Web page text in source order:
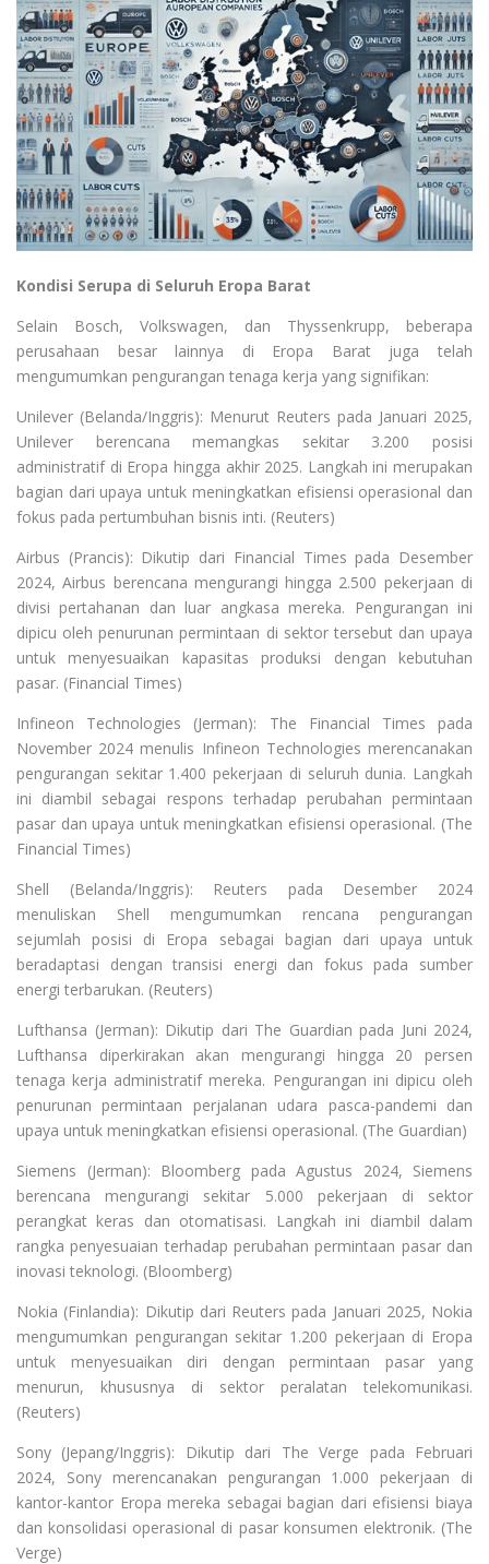
Kondisi Serupa di Seluruh Eropa Barat
Selain Bosch, Volkswagen, dan Thyssenkrupp, beberapa
perusahaan besar lainnya di Eropa Barat juga telah
mengumumkan pengurangan tenaga kerja yang signifikan:
Unilever (Belanda/Inggris): Menurut Reuters pada Januari 2025,
Unilever berencana memangkas sekitar 3.200 posisi
administratif di Eropa hingga akhir 2025. Langkah ini merupakan
bagian dari upaya untuk meningkatkan efisiensi operasional dan
fokus pada pertumbuhan bisnis inti. (Reuters)
Airbus (Prancis): Dikutip dari Financial Times pada Desember
2024, Airbus berencana mengurangi hingga 2.500 pekerjaan di
divisi pertahanan dan luar angkasa mereka. Pengurangan ini
dipicu oleh penurunan permintaan di sektor tersebut dan upaya
untuk menyesuaikan kapasitas produksi dengan kebutuhan
pasar. (Financial Times)
Infineon Technologies (Jerman): The Financial Times pada
November 2024 menulis Infineon Technologies merencanakan
pengurangan sekitar 1.400 pekerjaan di seluruh dunia. Langkah
ini diambil sebagai respons terhadap perubahan permintaan
pasar dan upaya untuk meningkatkan efisiensi operasional. (The
Financial Times)
Shell (Belanda/Inggris): Reuters pada Desember 2024
menuliskan Shell mengumumkan rencana pengurangan
sejumlah posisi di Eropa sebagai bagian dari upaya untuk
beradaptasi dengan transisi energi dan fokus pada sumber
energi terbarukan. (Reuters)
Lufthansa (Jerman): Dikutip dari The Guardian pada Juni 2024,
Lufthansa diperkirakan akan mengurangi hingga 20 persen
tenaga kerja administratif mereka. Pengurangan ini dipicu oleh
penurunan permintaan perjalanan udara pasca-pandemi dan
upaya untuk meningkatkan efisiensi operasional. (The Guardian)
Siemens (Jerman): Bloomberg pada Agustus 2024, Siemens
berencana mengurangi sekitar 5.000 pekerjaan di sektor
perangkat keras dan otomatisasi. Langkah ini diambil dalam
rangka penyesuaian terhadap perubahan permintaan pasar dan
inovasi teknologi. (Bloomberg)
Nokia (Finlandia): Dikutip dari Reuters pada Januari 2025, Nokia
mengumumkan pengurangan sekitar 1.200 pekerjaan di Eropa
untuk menyesuaikan diri dengan permintaan pasar yang
menurun, khususnya di sektor peralatan telekomunikasi.
(Reuters)
Sony (Jepang/Inggris): Dikutip dari The Verge pada Februari
2024, Sony merencanakan pengurangan 1.000 pekerjaan di
kantor-kantor Eropa mereka sebagai bagian dari efisiensi biaya
dan konsolidasi operasional di pasar konsumen elektronik. (The
Verge)